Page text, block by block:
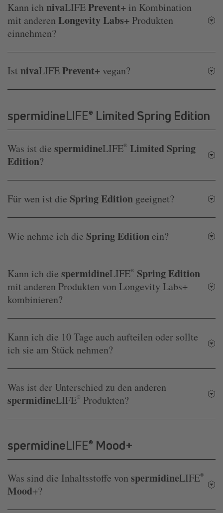
Kann ich nivaLIFEPrevent+ in Kombination
mit anderen Longevity Labs+ Produkten
einnehmen?
Ist nivaLIFEPrevent+ vegan?
spermidineLIFE® Limited Spring Edition
Was ist die spermidineLIFE® Limited Spring
Edition?
Für wen ist die Spring Edition geeignet?
Wie nehme ich die Spring Editionein?
Kann ich die spermidineLIFE® Spring Edition
mit anderen Produkten von Longevity Labs+
kombinieren?
Kann ich die 10 Tage auch aufteilen oder sollte
ich sie am Stück nehmen?
Was ist der Unterschied zu den anderen
spermidineLIFE® Produkten?
spermidineLIFE® Mood+
Was sind die Inhaltsstoffe von spermidineLIFE®
Mood+?